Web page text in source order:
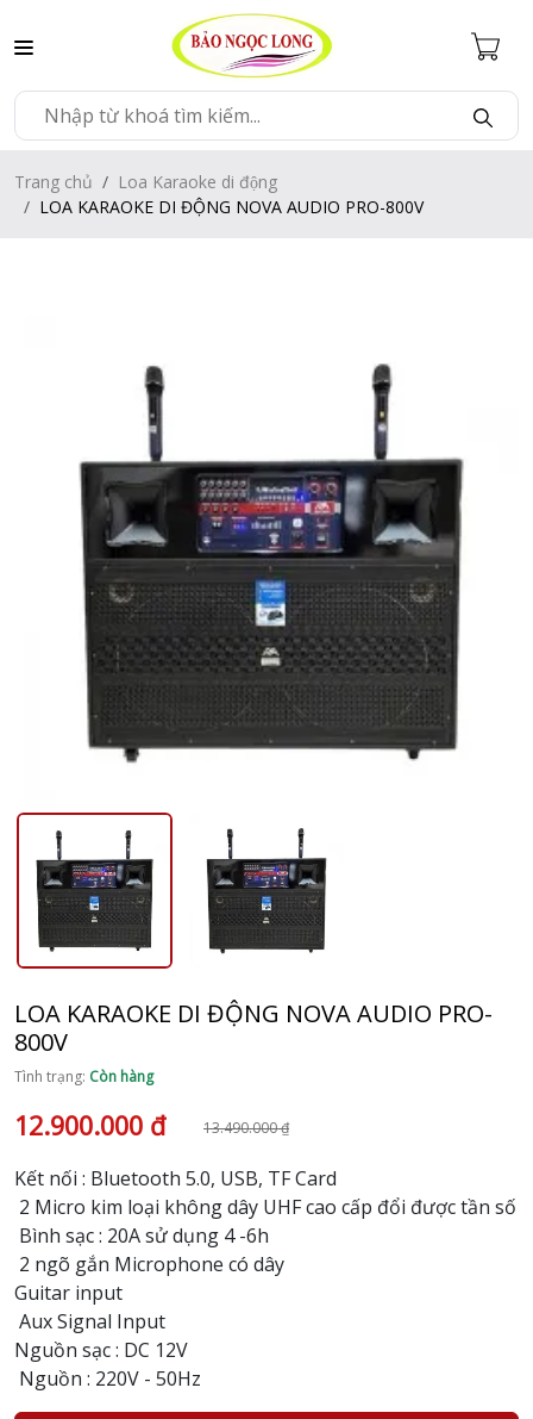
Trang chủ
Loa Karaoke di động
LOA KARAOKE DI ĐỘNG NOVA AUDIO PRO-800V
LOA KARAOKE DI ĐỘNG NOVA AUDIO PRO-
800V
Tình trạng: Còn hàng
12.900.000 đ 13.490.000 ₫
Kết nối : Bluetooth 5.0, USB, TF Card
2 Micro kim loại không dây UHF cao cấp đổi được tần số
Bình sạc : 20A sử dụng 4 -6h
2 ngõ gắn Microphone có dây
Guitar input
Aux Signal Input
Nguồn sạc : DC 12V
Nguồn : 220V - 50Hz